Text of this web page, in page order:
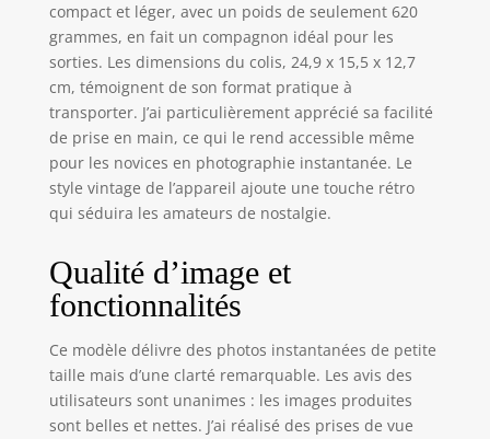
compact et léger, avec un poids de seulement 620
grammes, en fait un compagnon idéal pour les
sorties. Les dimensions du colis, 24,9 x 15,5 x 12,7
cm, témoignent de son format pratique à
transporter. J’ai particulièrement apprécié sa facilité
de prise en main, ce qui le rend accessible même
pour les novices en photographie instantanée. Le
style vintage de l’appareil ajoute une touche rétro
qui séduira les amateurs de nostalgie.
Qualité d’image et
fonctionnalités
Ce modèle délivre des photos instantanées de petite
taille mais d’une clarté remarquable. Les avis des
utilisateurs sont unanimes : les images produites
sont belles et nettes. J’ai réalisé des prises de vue